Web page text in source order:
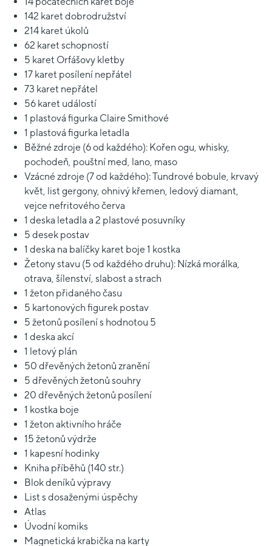
142 karet dobrodružství
214 karet úkolů
62 karet schopností
5 karet Orfášovy kletby
17 karet posílení nepřátel
73 karet nepřátel
56 karet událostí
1 plastová figurka Claire Smithové
1 plastová figurka letadla
Běžné zdroje (6 od každého): Kořen ogu, whisky,
pochodeň, pouštní med, lano, maso
Vzácné zdroje (7 od každého): Tundrové bobule, krvavý
květ, list gergony, ohnivý křemen, ledový diamant,
vejce nefritového červa
1 deska letadla a 2 plastové posuvníky
5 desek postav
1 deska na balíčky karet boje 1 kostka
Žetony stavu (5 od každého druhu): Nízká morálka,
otrava, šílenství, slabost a strach
1 žeton přidaného času
5 kartonových figurek postav
5 žetonů posílení s hodnotou 5
1 deska akcí
1 letový plán
50 dřevěných žetonů zranění
5 dřevěných žetonů souhry
20 dřevěných žetonů posílení
1 kostka boje
1 žeton aktivního hráče
15 žetonů výdrže
1 kapesní hodinky
Kniha příběhů (140 str.)
Blok deníků výpravy
List s dosaženými úspěchy
Atlas
Úvodní komiks
Magnetická krabička na karty